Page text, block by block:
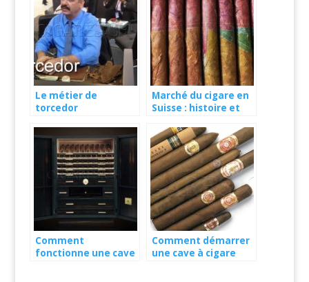
Le métier de
torcedor
Marché du cigare en
Suisse : histoire et
Comment
fonctionne une cave
Comment démarrer
une cave à cigare